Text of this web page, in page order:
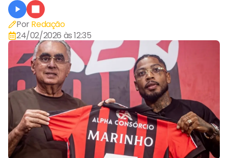
Por Redação
24/02/2026 às 12:35